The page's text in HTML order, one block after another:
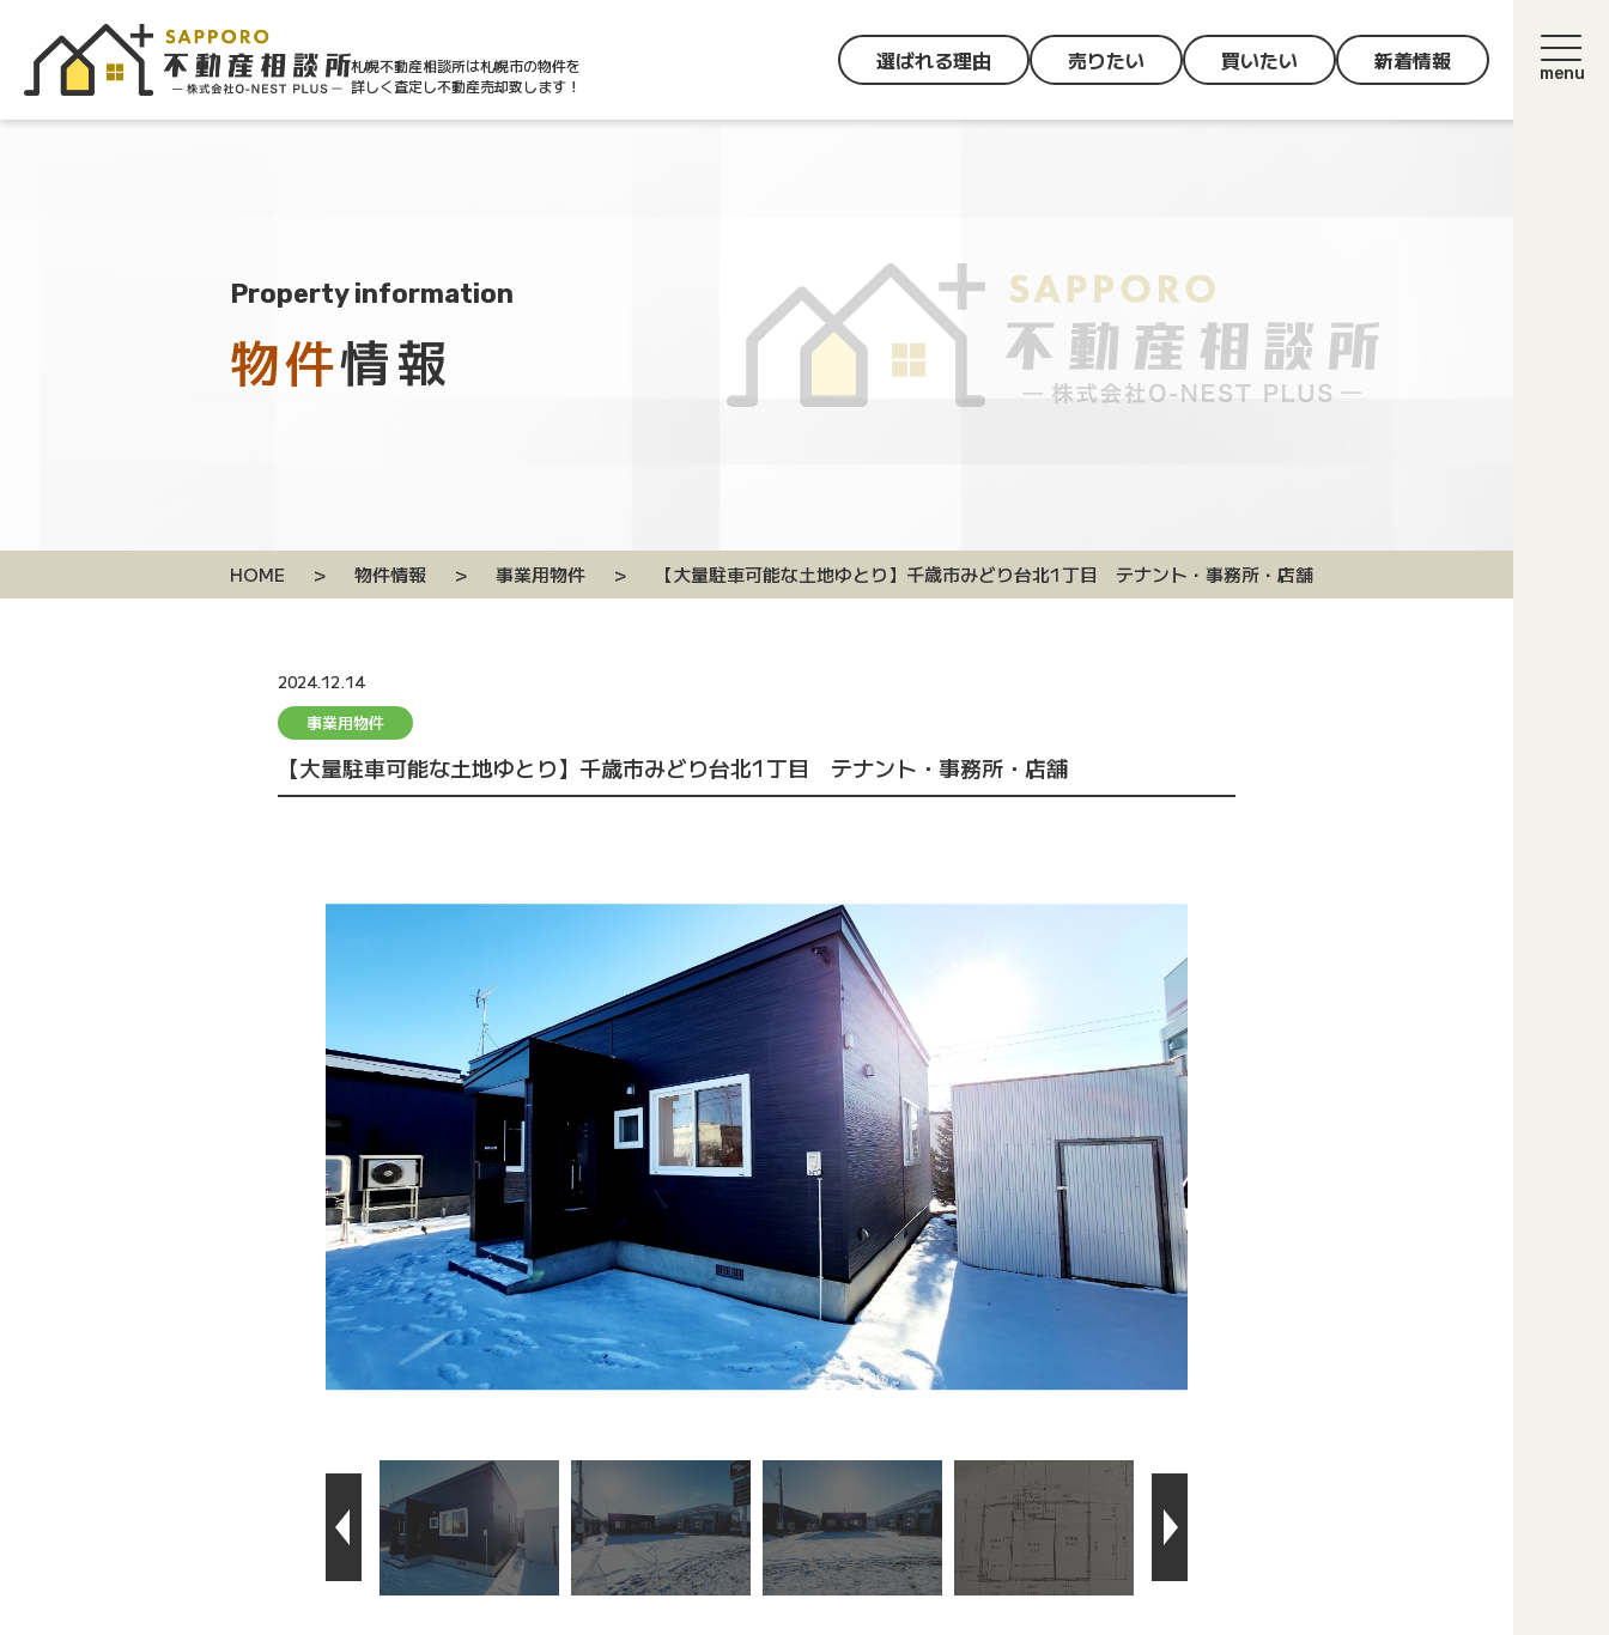
札幌不動産相談所は札幌市の物件を
詳しく査定し不動産売却致します！
選ばれる理由 売りたい 買いたい 新着情報
Property information
物件情報
HOME > 物件情報 > 事業用物件 > 【大量駐車可能な土地ゆとり】千歳市みどり台北1丁目 テナント・事務所・店舗
2024.12.14
事業用物件
【大量駐車可能な土地ゆとり】千歳市みどり台北1丁目 テナント・事務所・店舗